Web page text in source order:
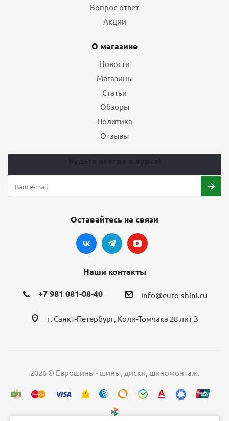
Вопрос-ответ
Акции
О магазине
Новости
Магазины
Статьи
Обзоры
Политика
Отзывы
Оставайтесь на связи
Наши контакты
+7 981 081-08-40 info@euro-shini.ru
г. Санкт-Петербург, Коли-Томчака 28 лит З
2026 © Еврошины - шины, диски, шиномонтаж.